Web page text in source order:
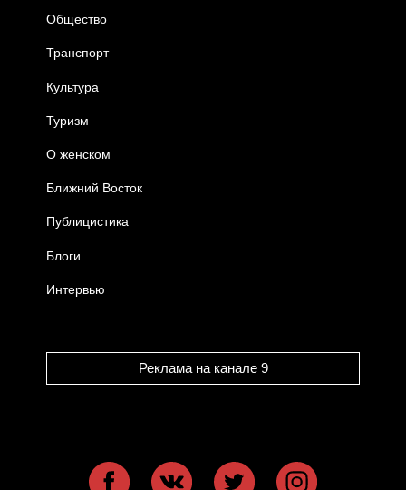
Общество
Транспорт
Культура
Туризм
О женском
Ближний Восток
Публицистика
Блоги
Интервью
Реклама на канале 9